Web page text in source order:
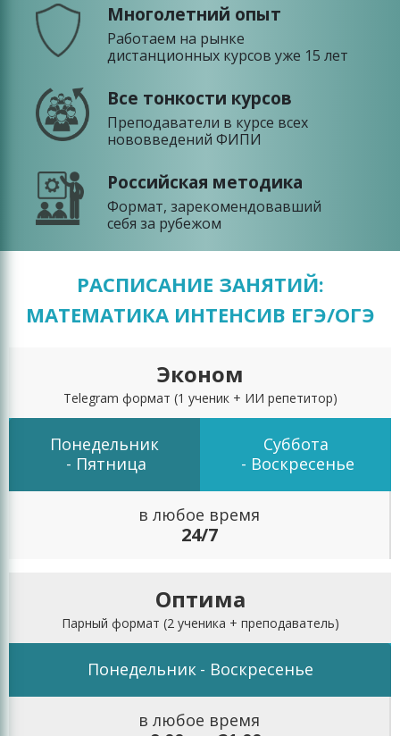
Многолетний опыт
Работаем на рынке
дистанционных курсов уже 15 лет
Все тонкости курсов
Преподаватели в курсе всех
нововведений ФИПИ
Российская методика
Формат, зарекомендовавший
себя за рубежом
РАСПИСАНИЕ ЗАНЯТИЙ:
МАТЕМАТИКА ИНТЕНСИВ ЕГЭ/ОГЭ
Эконом
Telegram формат (1 ученик + ИИ репетитор)
Понедельник
- Пятница
Суббота
- Воскресенье
в любое время
24/7
Оптима
Парный формат (2 ученика + преподаватель)
Понедельник - Воскресенье
в любое время